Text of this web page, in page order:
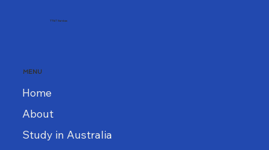
TT&T Services
MENU
Home
About
Study in Australia